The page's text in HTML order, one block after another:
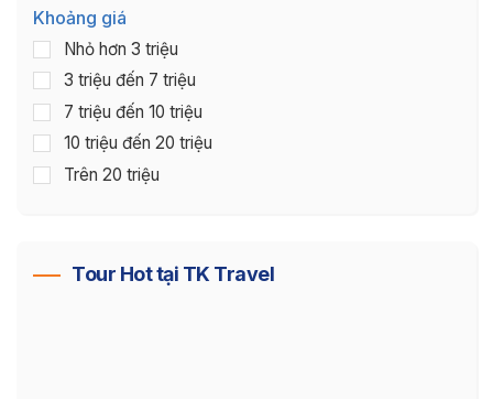
Khoảng giá
Nhỏ hơn 3 triệu
3 triệu đến 7 triệu
7 triệu đến 10 triệu
10 triệu đến 20 triệu
Trên 20 triệu
Tour Hot tại TK Travel